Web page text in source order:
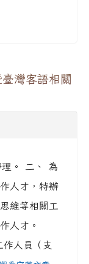
灣客語相關
。 二、 為
人才，特辦
維等相關工
人才。
人員（支